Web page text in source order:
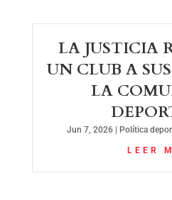
LA JUSTICIA
UN CLUB A
LA
Jun 7, 2026| Política
LEER